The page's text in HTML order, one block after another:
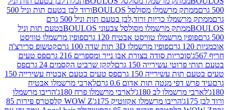
ממתק מרשמלו מסולסל BOULOSורוד לבן בטעם תות וניל 500
ממתק מרשמלו כריות ורוד,לבן בטעם תות וניל 500 גרם
ממתק מרשמלו מסולסל צבעוני BOULOSבטעם תות וניל
מרשמלו טוויסט אבטיח 120 גרם
פופין מרשמלו טוויסט
פופין מרשמלו 3D תות שדה 100 גרם
קטשופ סרירצ'ה
סוכריות סודה בצורת אבן נייר ומספרים 216 גרם
פס טעים
עשירייה 150 גרם
לקקן שרביט הקסמים 24 גרם
פס
עשירייה 150 גרם
פס טעים בטעם אבטיח עשירייה 150
מנטה תות אדום 0.6 גרם
לארבי מרשמלו אבטיח
לב 180ג'
לארבי מרשמלו פרח 180ג'
הריבו מרשמלו
הריבו מרשמלו אקזוטיק 175ג'
WOW Z קלסטרס פירות 85